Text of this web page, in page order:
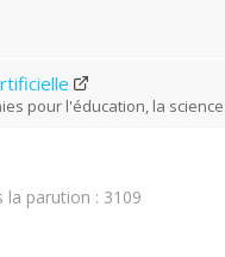
pour l'éducation, la science
la parution : 3109